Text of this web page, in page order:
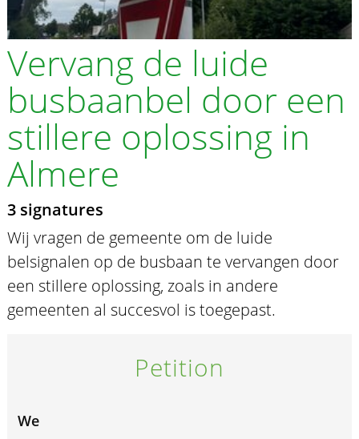
Vervang de luide
busbaanbel door een
stillere oplossing in
Almere
3 signatures
Wij vragen de gemeente om de luide
belsignalen op de busbaan te vervangen door
een stillere oplossing, zoals in andere
gemeenten al succesvol is toegepast.
Petition
We